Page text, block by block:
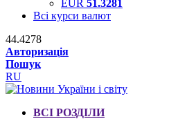
EUR 51.3281
Всі курси валют
44.4278
Авторизація
Пошук
RU
ВСІ РОЗДІЛИ